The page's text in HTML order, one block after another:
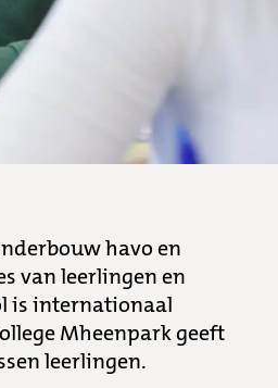
havo en
van leerlingen en
is internationaal
Mheenpark geeft
leerlingen.